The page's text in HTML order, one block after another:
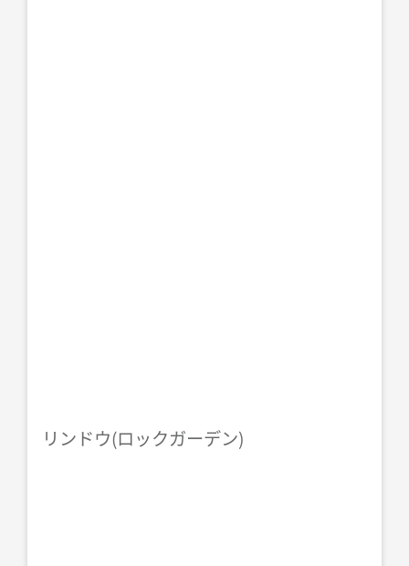
リンドウ(ロックガーデン)